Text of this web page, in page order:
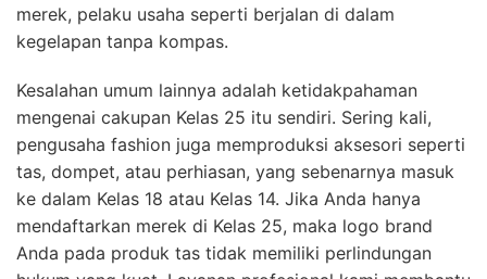
merek, pelaku usaha seperti berjalan di dalam
kegelapan tanpa kompas.
Kesalahan umum lainnya adalah ketidakpahaman
mengenai cakupan Kelas 25 itu sendiri. Sering kali,
pengusaha fashion juga memproduksi aksesori seperti
tas, dompet, atau perhiasan, yang sebenarnya masuk
ke dalam Kelas 18 atau Kelas 14. Jika Anda hanya
mendaftarkan merek di Kelas 25, maka logo brand
Anda pada produk tas tidak memiliki perlindungan